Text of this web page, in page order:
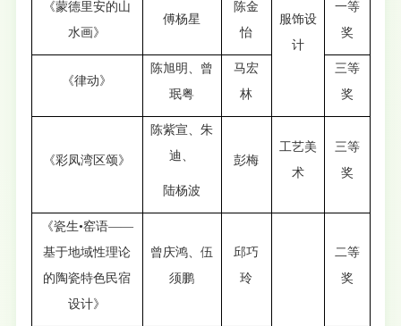
服饰设
计
《蒙德里安的山
水画》
傅杨星
陈金
怡
一等
奖
《律动》
陈旭明、曾
珉粤
马宏
林
三等
奖
《彩凤湾区颂》
陈紫宣、朱
迪、
陆杨波
彭梅
工艺美
术
三等
奖
《瓷生•窑语——
基于地域性理论
的陶瓷特色民宿
设计》
曾庆鸿、伍
须鹏
邱巧
玲
二等
奖